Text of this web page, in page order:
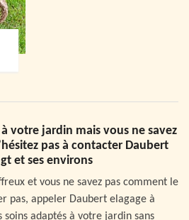
votre jardin mais vous ne savez
pas à contacter Daubert
et ses environs
et vous ne savez pas comment le
pas, appeler Daubert elagage à
adaptés à votre jardin sans